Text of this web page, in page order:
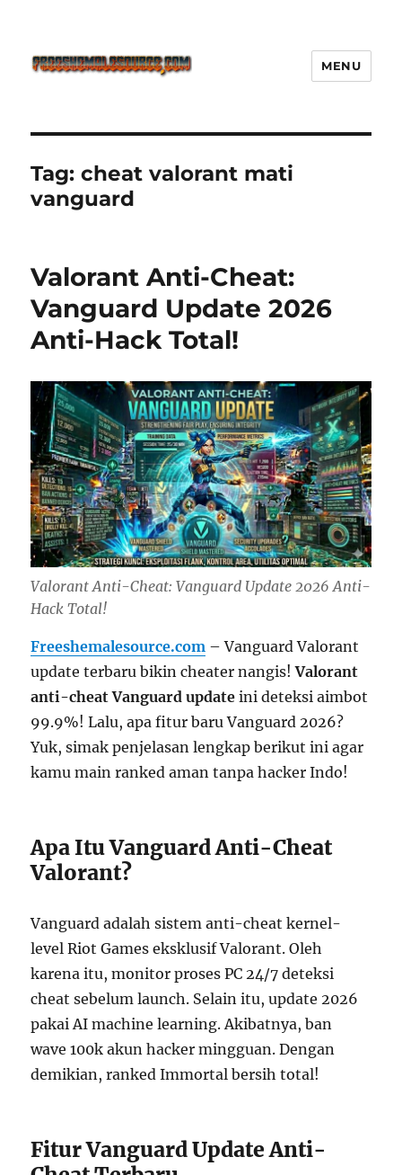
Defense Main Game Ini Pasti
Ketagihan!
MENU
Tag:cheat valorant mati
vanguard
Valorant Anti-Cheat:
Vanguard Update 2026
Anti-Hack Total!
Valorant Anti-Cheat: Vanguard Update 2026 Anti-
Hack Total!
Freeshemalesource.com – Vanguard Valorant
update terbaru bikin cheater nangis!Valorant
anti-cheat Vanguard update ini deteksi aimbot
99.9%! Lalu, apa fitur baru Vanguard 2026?
Yuk, simak penjelasan lengkap berikut ini agar
kamu main ranked aman tanpa hacker Indo!
Apa Itu Vanguard Anti-Cheat
Valorant?
Vanguard adalah sistem anti-cheat kernel-
level Riot Games eksklusif Valorant. Oleh
karena itu, monitor proses PC 24/7 deteksi
cheat sebelum launch. Selain itu, update 2026
pakai AI machine learning. Akibatnya, ban
wave 100k akun hacker mingguan. Dengan
demikian, ranked Immortal bersih total!
Fitur Vanguard Update Anti-